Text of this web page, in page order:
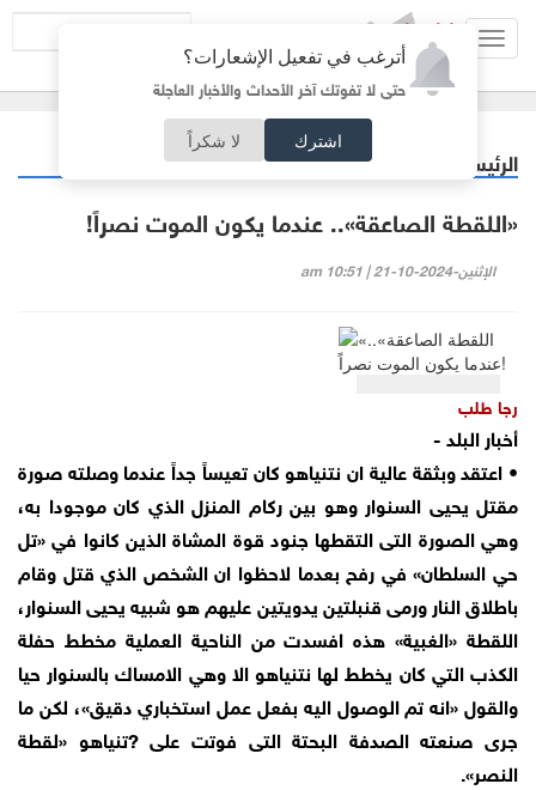
أترغب في تفعيل الإشعارات؟
حتى لا تفوتك آخر الأحداث والأخبار العاجلة
اشترك لا شكراً
الرئيسية مقالات مختارة
«اللقطة الصاعقة».. عندما يكون الموت نصراً!
الإثنين-2024-10-21 | 10:51 am
رجا طلب
أخبار البلد -
• اعتقد وبثقة عالية ان نتنياهو كان تعيساً جداً عندما وصلته صورة
مقتل يحيى السنوار وهو بين ركام المنزل الذي كان موجودا به،
وهي الصورة التى التقطها جنود قوة المشاة الذين كانوا في «تل
حي السلطان» في رفح بعدما لاحظوا ان الشخص الذي قتل وقام
باطلاق النار ورمى قنبلتين يدويتين عليهم هو شبيه يحيى السنوار،
اللقطة «الغبية» هذه افسدت من الناحية العملية مخطط حفلة
الكذب التي كان يخطط لها نتنياهو الا وهي الامساك بالسنوار حيا
والقول «انه تم الوصول اليه بفعل عمل استخباري دقيق»، لكن ما
جرى صنعته الصدفة البحتة التى فوتت على ?تنياهو «لقطة
النصر».